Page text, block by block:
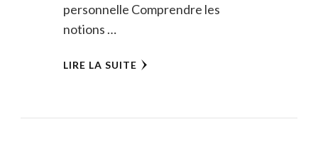
personnelle Comprendre les
notions …
LIRE LA SUITE